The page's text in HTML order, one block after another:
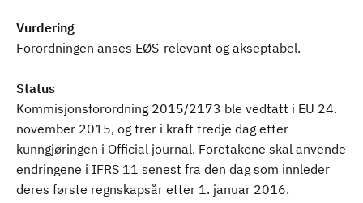
Vurdering
Forordningen anses EØS-relevant og akseptabel.
Status
Kommisjonsforordning 2015/2173 ble vedtatt i EU 24.
november 2015, og trer i kraft tredje dag etter
kunngjøringen i Official journal. Foretakene skal anvende
endringene i IFRS 11 senest fra den dag som innleder
deres første regnskapsår etter 1. januar 2016.